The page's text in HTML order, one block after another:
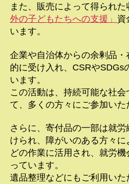
また、販売によって得られた
外の子どもたちへの支援」 資
います。
企業や自治体からの余剰品
的に受け入れ、CSRやSDGs
います。
この活動は、持続可能な社会
て、多くの方々にご参加いた
さらに、寄付品の一部は就
けられ、障がいのある方々
どの作業に活用され、就労
っています。
遺品整理などにもご利用いた